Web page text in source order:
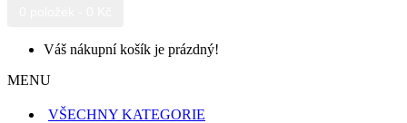
Váš nákupní košík je prázdný!
MENU
VŠECHNY KATEGORIE